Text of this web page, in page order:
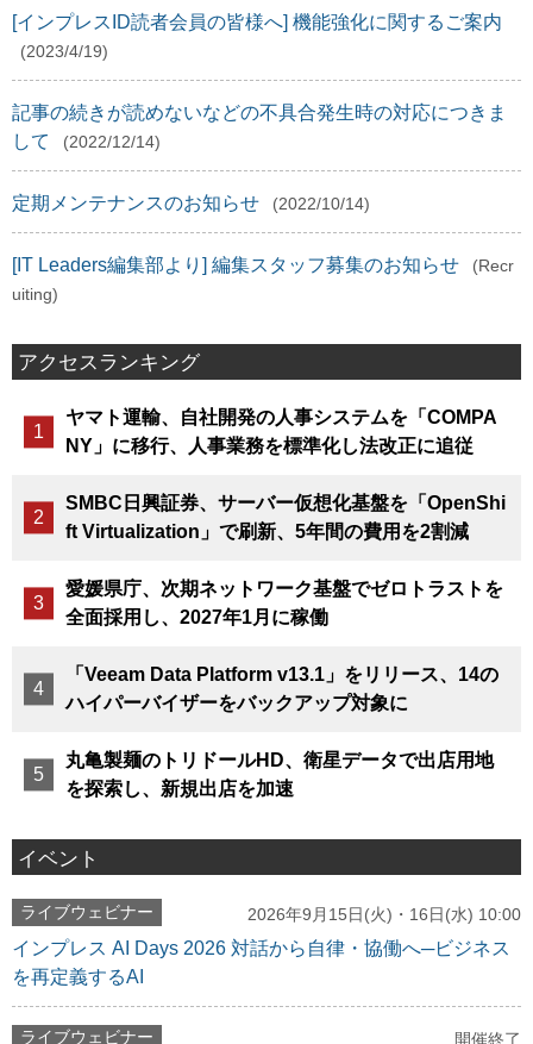
[インプレスID読者会員の皆様へ] 機能強化に関するご案内
(2023/4/19)
記事の続きが読めないなどの不具合発生時の対応につきま
して
(2022/12/14)
定期メンテナンスのお知らせ (2022/10/14)
[IT Leaders編集部より] 編集スタッフ募集のお知らせ
(Recr
uiting)
アクセスランキング
ヤマト運輸、自社開発の人事システムを「COMPA
NY」に移行、人事業務を標準化し法改正に追従
SMBC日興証券、サーバー仮想化基盤を「OpenShi
ft Virtualization」で刷新、5年間の費用を2割減
愛媛県庁、次期ネットワーク基盤でゼロトラストを
全面採用し、2027年1月に稼働
「Veeam Data Platform v13.1」をリリース、14の
ハイパーバイザーをバックアップ対象に
丸亀製麺のトリドールHD、衛星データで出店用地
を探索し、新規出店を加速
イベント
ライブウェビナー 2026年9月15日(火)・16日(水) 10:00
インプレス AI Days 2026 対話から自律・協働へ─ビジネス
を再定義するAI
ライブウェビナー 開催終了